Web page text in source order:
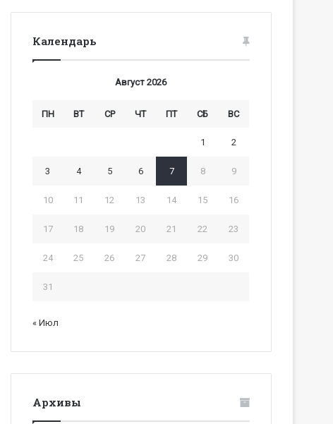
Календарь
Август 2026
ПН ВТ СР ЧТ ПТ СБ ВС
1 2
3 4 5 6 7 8 9
10 11 12 13 14 15 16
17 18 19 20 21 22 23
24 25 26 27 28 29 30
31
« Июл
Архивы